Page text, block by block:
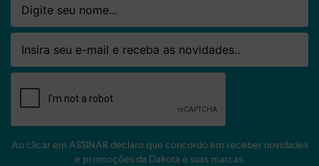
Email
Ao clicar em ASSINAR declaro que concordo em receber novidades
e promoções da Dakota e suas marcas.